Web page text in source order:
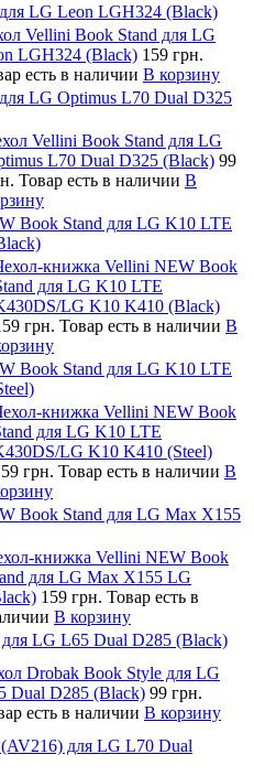
LG Leon LGH324 (Black)
Vellini Book Stand для LG
LGH324 (Black) 159 грн.
есть в наличии В корзину
LG Optimus L70 Dual D325
Vellini Book Stand для LG
L70 Dual D325 (Black) 99
Товар есть в наличии В
Book Stand для LG K10 LTE
книжка Vellini NEW Book
для LG K10 LTE
LG K10 K410 (Black)
грн. Товар есть в наличии В
Book Stand для LG K10 LTE
книжка Vellini NEW Book
для LG K10 LTE
LG K10 K410 (Steel)
грн. Товар есть в наличии В
Book Stand для LG Max X155
книжка Vellini NEW Book
для LG Max X155 LG
159 грн. Товар есть в
В корзину
LG L65 Dual D285 (Black)
Drobak Book Style для LG
Dual D285 (Black) 99 грн.
есть в наличии В корзину
для LG L70 Dual